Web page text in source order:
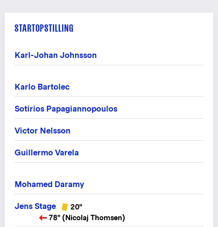
STARTOPSTILLING
Karl-Johan Johnsson
Karlo Bartolec
Sotirios Papagiannopoulos
Victor Nelsson
Guillermo Varela
Mohamed Daramy
Jens Stage
20"
78" (Nicolaj Thomsen)